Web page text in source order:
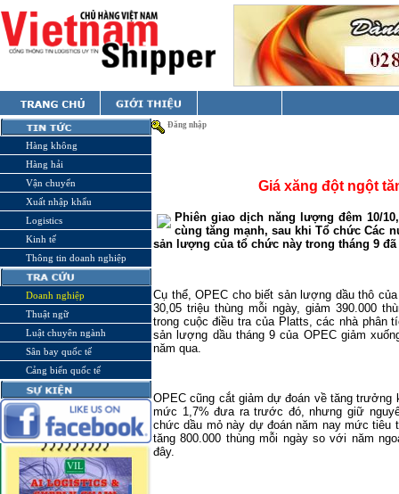
Hàng không
Hàng hải
Vận chuyển
Xuất nhập khẩu
Logistics
Kinh tế
Thông tin doanh nghiệp
Doanh nghiệp
Thuật ngữ
Luật chuyên ngành
Sân bay quốc tế
Cảng biển quốc tế
Đăng nhập
Giá xăng đột ngột
Phiên giao dịch năng lượng đêm 10/
cùng tăng mạnh, sau khi Tổ chức Các
sản lượng của tổ chức này trong tháng 9
Cụ thể, OPEC cho biết sản lượng dầu thô
30,05 triệu thùng mỗi ngày, giảm 390.000
trong cuộc điều tra của Platts, các nhà phân
sản lượng dầu tháng 9 của OPEC giảm
năm qua.
OPEC cũng cắt giảm dự đoán về tăng
mức 1,7% đưa ra trước đó, nhưng giữ
chức dầu mỏ này dự đoán năm nay mức tiêu
tăng 800.000 thùng mỗi ngày so với năm
đây.